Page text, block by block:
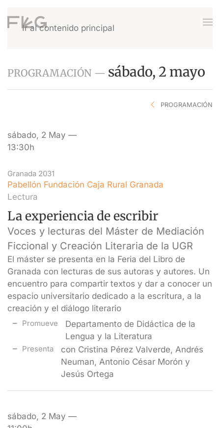
Ir al contenido principal
PROGRAMACIÓN — sábado, 2 mayo
PROGRAMACIÓN
sábado, 2 May —
13:30h
Granada 2031
Pabellón Fundación Caja Rural Granada
Lectura
La experiencia de escribir
Voces y lecturas del Máster de Mediación
Ficcional y Creación Literaria de la UGR
El máster se presenta en la Feria del Libro de
Granada con lecturas de sus autoras y autores. Un
encuentro para compartir textos y dar a conocer un
espacio universitario dedicado a la escritura, a la
creación y el diálogo literario
Promueve
Departamento de Didáctica de la
Lengua y la Literatura
Presenta
con Cristina Pérez Valverde, Andrés
Neuman, Antonio César Morón y
Jesús Ortega
sábado, 2 May —